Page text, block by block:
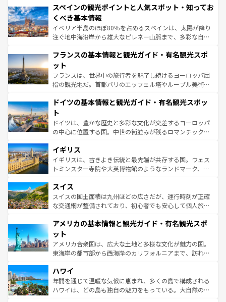
ろん、トスカーナの美しい田園風景やアマルフィ海岸の絶
景など、自然景観も見逃せない。観光の合間には、本場の
ピザやパスタなど、絶品のイタリア料理を堪能することも
できる。朝目覚めてから夜眠るまで、すべての瞬間を楽し
なお、新着のイタリア情報はコンテンツ一覧を参照してほ
しい。
スペインの観光ポイントと人気スポット・知ってお
くべき基本情報
イベリア半島のほぼ80％を占めるスペインは、太陽が降り
注ぐ地中海沿岸から雄大なピレネー山脈まで、多彩な自然
文化が根付くこの国では、情熱的なフラメンコ、熱気あふ
れる闘牛、そして美味しいタパスが生活の一部となってい
る。首都マドリードの洗練された雰囲気や、バルセロナの
アートに溢れた街角から、地方では古代ローマ遺跡や中世
せる。地方によって風土や気候が異なるスペインはその個
ンテンツ一覧 を参照してほしい。
フランスの基本情報と観光ガイド・有名観光スポ
ット
フランスは、世界中の旅行者を魅了し続けるヨーロッパ屈
指の観光地だ。首都パリのエッフェル塔やルーブル美術館
で、幅広い魅力が詰まっている。華麗な宮殿、歴史的な大
聖堂、美しいビーチ、そして豊かな自然が、訪れる者を心
から魅了する。また、フランスは美食の国としても知ら
れ、フランス料理はユネスコ無形文化遺産にも登録されて
香り高いラベンダー畑など、多彩な楽しみ方が可能だ。さ
らに、パリ以外の地域にも魅力が溢れており、どの街角に
も豊かな歴史と文化が息づいている。パリ以外の個性あふ
を参照してほしい。
ドイツの基本情報と観光ガイド・有名観光スポッ
ト
ドイツは、豊かな歴史と多彩な文化が交差するヨーロッパ
の中心に位置する国。中世の街並みが残るロマンチック街
顔を持つこの国は、どこを歩いても飽きることがない。ベ
ルリンの文化的活気、バイエルン州のアルプスの絶景、そ
してライン川沿いのワイン畑といった風景は必見。ビール
は、お酒好きな人にはぜひ体験してほしい。 なお、新着の
ドイツ情報はコンテンツ一覧を参照してほしい。
イギリス
イギリスは、古きよき伝統と最先端が共存する国。ウェス
トミンスター寺院や大英博物館のようなランドマーク、歴
リアごとに異なる魅力がある。また、優雅なアフタヌーン
ティー、ビール好きにはたまらない英国パブ、サッカー観
戦など、本場だからこそできる体験も豊富。イギリスを旅
ンツ一覧を参照してほしい。
スイス
スイスの国土面積は九州ほどの広さだが、運行時刻が正確
な交通網が整備されており、初心者でも安心して個人旅行
の建物がそのまま残る町や、スイスならではのユニークな
博物館もあり、アルプス観光だけでなく町歩きも満喫する
ことができる。国民の所得が高いため物価も高いが、旅行
者向けの交通パス提供のサービスもあり、うまく活用すれ
着のスイス情報は
アメリカの基本情報と観光ガイド・有名観光スポ
ット
アメリカ合衆国は、広大な土地と多様な文化が魅力の国。
東海岸の都市部から西海岸のカリフォルニアまで、訪れる
のような巨大都市は、観光、ショッピング、エンターテイ
ンメントが詰まった刺激的なスポットだ。一方、アメリカ
西部には大自然が広がり、グランドキャニオンやイエロー
ハワイ
年間を通じて温暖な気候に恵まれ、多くの島で構成される
ハワイは、どの島も独自の魅力をもっている。大自然の神